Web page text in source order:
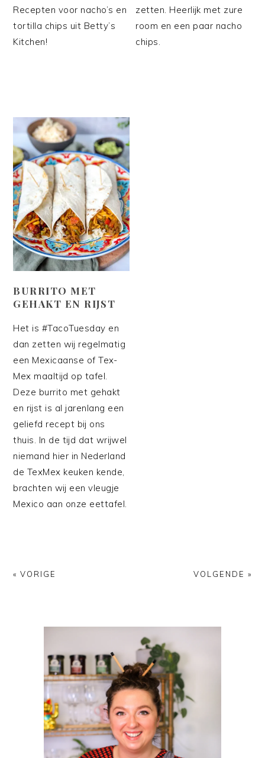
Recepten voor nacho’s en
tortilla chips uit Betty’s
Kitchen!
zetten. Heerlijk met zure
room en een paar nacho
chips.
BURRITO MET
GEHAKT EN RIJST
Het is #TacoTuesday en
dan zetten wij regelmatig
een Mexicaanse of Tex-
Mex maaltijd op tafel.
Deze burrito met gehakt
en rijst is al jarenlang een
geliefd recept bij ons
thuis. In de tijd dat wrijwel
niemand hier in Nederland
de TexMex keuken kende,
brachten wij een vleugje
Mexico aan onze eettafel.
« VORIGE VOLGENDE »